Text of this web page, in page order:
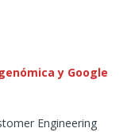
y Google
Engineering